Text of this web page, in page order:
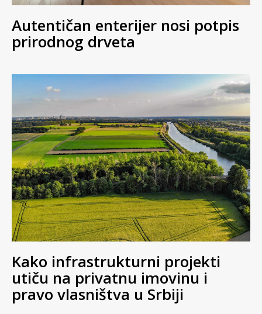
Autentičan enterijer nosi potpis
prirodnog drveta
Kako infrastrukturni projekti
utiču na privatnu imovinu i
pravo vlasništva u Srbiji